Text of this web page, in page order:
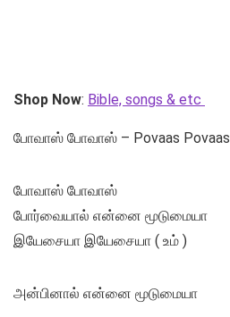
Shop Now: Bible, songs & etc
போவாஸ் போவாஸ் – Povaas Povaas
போவாஸ் போவாஸ்
போர்வையால் என்னை மூடுமையா
இயேசையா இயேசையா ( உம் )
அன்பினால் என்னை மூடுமையா